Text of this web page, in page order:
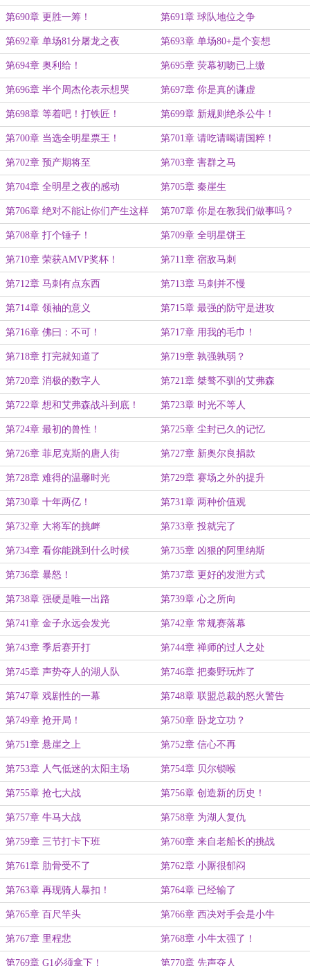
第690章 更胜一筹！ 第691章 球队地位之争
第692章 单场81分屠龙之夜 第693章 单场80+是个妄想
第694章 奥利给！ 第695章 荧幕初吻已上缴
第696章 半个周杰伦表示想哭 第697章 你是真的谦虚
第698章 等着吧！打铁匠！ 第699章 新规则绝杀公牛！
第700章 当选全明星票王！ 第701章 请吃请喝请国粹！
第702章 预产期将至 第703章 害群之马
第704章 全明星之夜的感动 第705章 秦崖生
第706章 绝对不能让你们产生这样
的想法！
第707章 你是在教我们做事吗？
第708章 打个锤子！ 第709章 全明星饼王
第710章 荣获AMVP奖杯！ 第711章 宿敌马刺
第712章 马刺有点东西 第713章 马刺并不慢
第714章 领袖的意义 第715章 最强的防守是进攻
第716章 佛曰：不可！ 第717章 用我的毛巾！
第718章 打完就知道了 第719章 孰强孰弱？
第720章 消极的数字人 第721章 桀骜不驯的艾弗森
第722章 想和艾弗森战斗到底！ 第723章 时光不等人
第724章 最初的兽性！ 第725章 尘封已久的记忆
第726章 菲尼克斯的唐人街 第727章 新奥尔良捐款
第728章 难得的温馨时光 第729章 赛场之外的提升
第730章 十年两亿！ 第731章 两种价值观
第732章 大将军的挑衅 第733章 投就完了
第734章 看你能跳到什么时候 第735章 凶狠的阿里纳斯
第736章 暴怒！ 第737章 更好的发泄方式
第738章 强硬是唯一出路 第739章 心之所向
第741章 金子永远会发光 第742章 常规赛落幕
第743章 季后赛开打 第744章 禅师的过人之处
第745章 声势夺人的湖人队 第746章 把秦野玩炸了
第747章 戏剧性的一幕 第748章 联盟总裁的怒火警告
第749章 抢开局！ 第750章 卧龙立功？
第751章 悬崖之上 第752章 信心不再
第753章 人气低迷的太阳主场 第754章 贝尔锁喉
第755章 抢七大战 第756章 创造新的历史！
第757章 牛马大战 第758章 为湖人复仇
第759章 三节打卡下班 第760章 来自老船长的挑战
第761章 肋骨受不了 第762章 小厮很郁闷
第763章 再现骑人暴扣！ 第764章 已经输了
第765章 百尺竿头 第766章 西决对手会是小牛
第767章 里程悲 第768章 小牛太强了！
第769章 G1必须拿下！ 第770章 先声夺人